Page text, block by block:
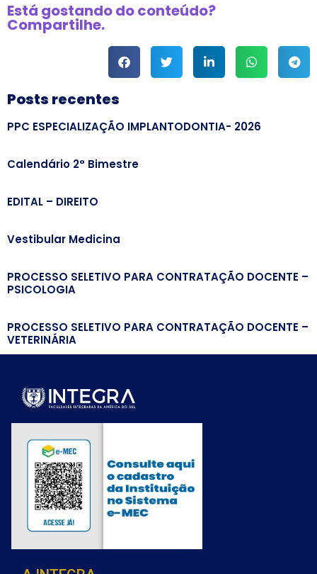
Está gostando do conteúdo?
Compartilhe.
Posts recentes
PPC ESPECIALIZAÇÃO IMPLANTODONTIA- 2026
Calendário 2° Bimestre
EDITAL – DIREITO
Vestibular Medicina
PROCESSO SELETIVO PARA CONTRATAÇÃO DOCENTE –
PSICOLOGIA
PROCESSO SELETIVO PARA CONTRATAÇÃO DOCENTE –
VETERINÁRIA